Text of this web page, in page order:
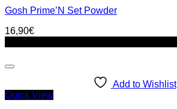
Gosh Prime’N Set Powder
16,90€
Add to Wishlist
Quick View